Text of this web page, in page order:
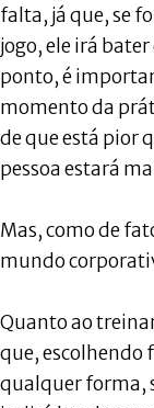
falta, já que, se
jogo, ele irá
ponto, é
momento da
de que está pior
pessoa estará
Mas, como de
mundo
Quanto ao
que, escolhendo
qualquer forma,